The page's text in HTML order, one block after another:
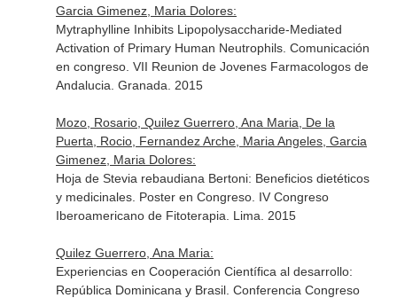
Garcia Gimenez, Maria Dolores:
Mytraphylline Inhibits Lipopolysaccharide-Mediated
Activation of Primary Human Neutrophils. Comunicación
en congreso. VII Reunion de Jovenes Farmacologos de
Andalucia. Granada. 2015
Mozo, Rosario, Quilez Guerrero, Ana Maria, De la
Puerta, Rocio, Fernandez Arche, Maria Angeles, Garcia
Gimenez, Maria Dolores:
Hoja de Stevia rebaudiana Bertoni: Beneficios dietéticos
y medicinales. Poster en Congreso. IV Congreso
Iberoamericano de Fitoterapia. Lima. 2015
Quilez Guerrero, Ana Maria:
Experiencias en Cooperación Científica al desarrollo:
República Dominicana y Brasil. Conferencia Congreso